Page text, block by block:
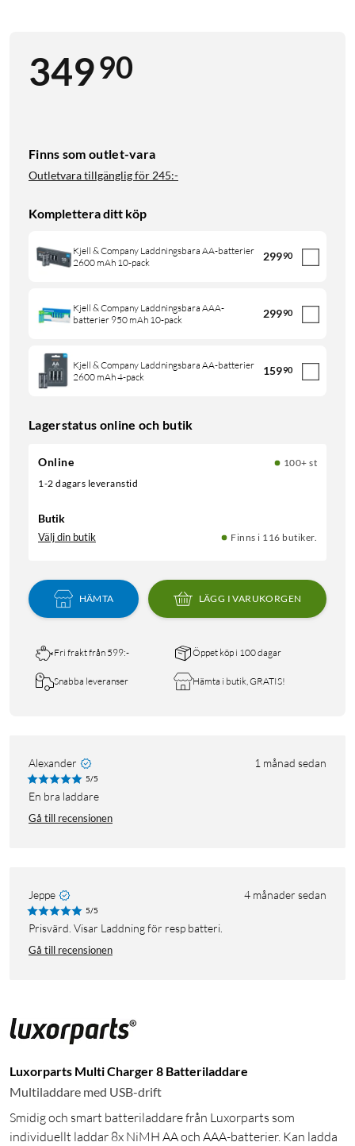
34990
Finns som outlet-vara
Outletvara tillgänglig för245:-
Komplettera ditt köp
Kjell & Company Laddningsbara AA-batterier
2600 mAh 10-pack
29990
Kjell & Company Laddningsbara AAA-
batterier 950 mAh 10-pack
29990
Kjell & Company Laddningsbara AA-batterier
2600 mAh 4-pack
15990
Lagerstatus online och butik
Online
100+ st
1-2 dagars leveranstid
Butik
Välj din butik Finns i 116 butiker.
HÄMTA LÄGG I VARUKORGEN
Fri frakt från 599:- Öppet köp i 100 dagar
Snabba leveranser Hämta i butik, GRATIS!
Alexander 1 månad sedan
5/5
En bra laddare
Gå till recensionen
Jeppe 4 månader sedan
5/5
Prisvärd. Visar Laddning för resp batteri.
Gå till recensionen
Luxorparts Multi Charger 8 Batteriladdare
Multiladdare med USB-drift
Smidig och smart batteriladdare från Luxorparts som
individuellt laddar 8x NiMH AA och AAA-batterier. Kan ladda